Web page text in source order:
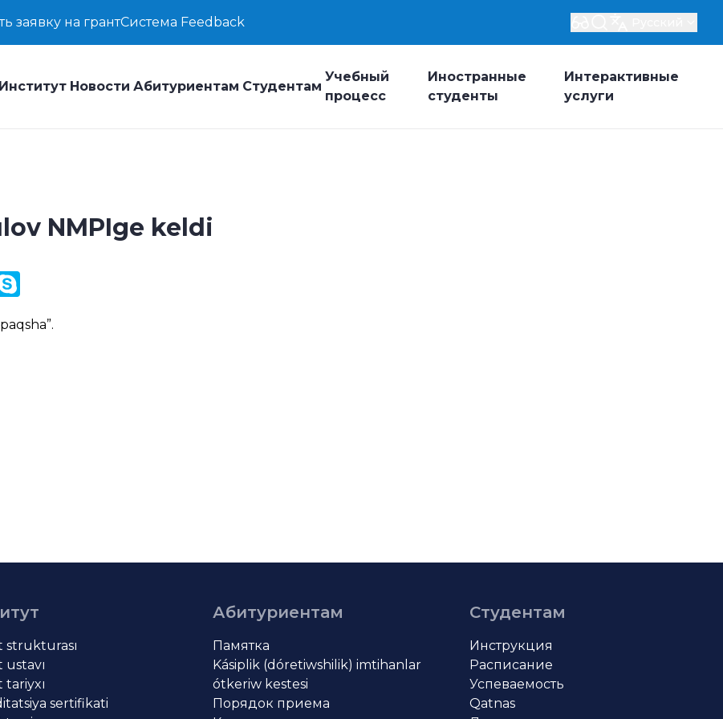
заявку на грантСистема Feedback
Институт Новости Абитуриентам Студентам
Учебный
процесс
Иностранные
студенты
Интерактивные
услуги
NMPIge keldi
”.
strukturası
sertifikati
Абитуриентам
Памятка
Kásiplik (dóretiwshilik) imtihanlar
ótkeriw kestesi
Порядок приема
Студентам
Инструкция
Расписание
Успеваемость
Qatnas